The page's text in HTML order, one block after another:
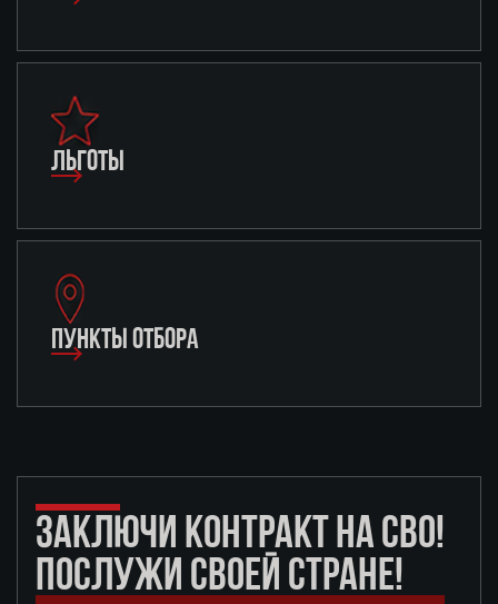
ЛЬГОТЫ
ПУНКТЫ ОТБОРА
ЗАКЛЮЧИ КОНТРАКТ НА СВО!
ПОСЛУЖИ СВОЕЙ СТРАНЕ!